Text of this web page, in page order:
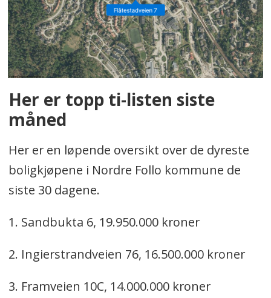
Tjenesten er et pilot-prosjekt og
fortsatt under utvikling. Har du
innspill eller meninger om robot-
sakene: Skriv til oss på tips@oavis.no
Her er topp ti-listen siste
måned
Her er en løpende oversikt over de dyreste
boligkjøpene i Nordre Follo kommune de
siste 30 dagene.
1. Sandbukta 6, 19.950.000 kroner
2. Ingierstrandveien 76, 16.500.000 kroner
3. Framveien 10C, 14.000.000 kroner